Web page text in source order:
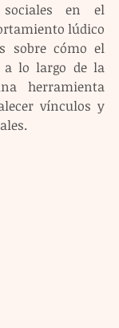
en el
lúdico
sobre cómo el
lo largo de la
herramienta
vínculos y